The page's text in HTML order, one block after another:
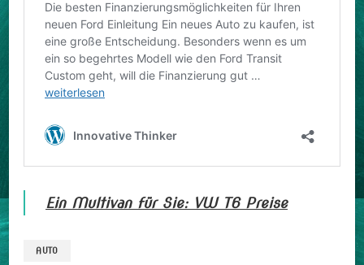
Ein Multivan für Sie: VW T6 Preise
AUTO